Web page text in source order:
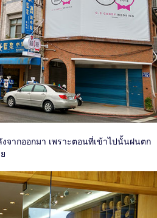
ากออกมา เพราะตอนที่เข้าไปนั้นฝนตก